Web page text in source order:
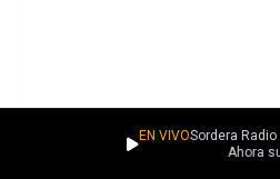
EN VIVOSordera Radio
Ahora suena